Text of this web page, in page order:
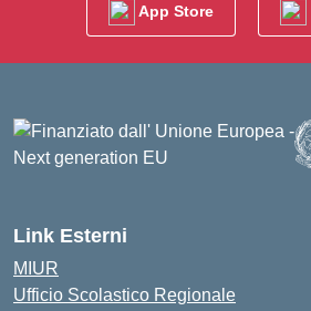
App Store
Link Esterni
MIUR
Ufficio Scolastico Regionale